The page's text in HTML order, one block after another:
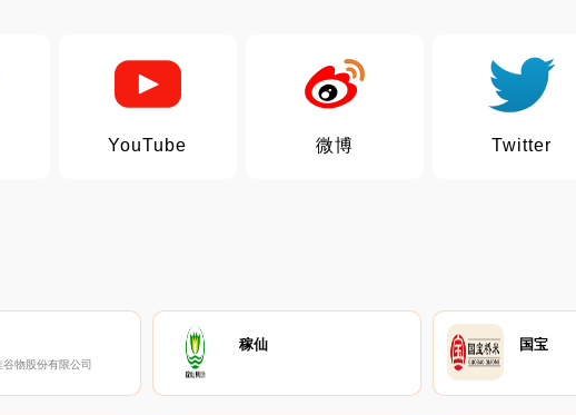
YouTube 微博 Twitter
谷物股份有限公司
稼仙 国宝